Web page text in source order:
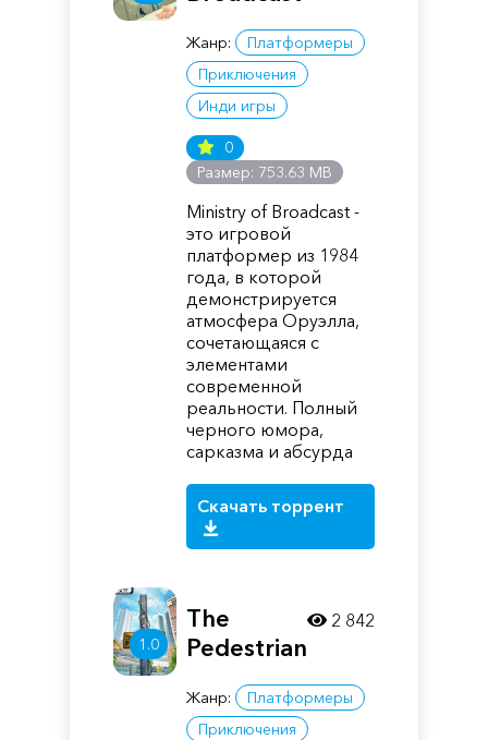
Жанр:
Платформеры
Приключения
Инди игры
0
Размер: 753.63 MB
Ministry of Broadcast -
это игровой
платформер из 1984
года, в которой
демонстрируется
атмосфера Оруэлла,
сочетающаяся с
элементами
современной
реальности. Полный
черного юмора,
сарказма и абсурда
Скачать торрент
1.0
The
Pedestrian
Жанр:
Платформеры
Приключения
2 842